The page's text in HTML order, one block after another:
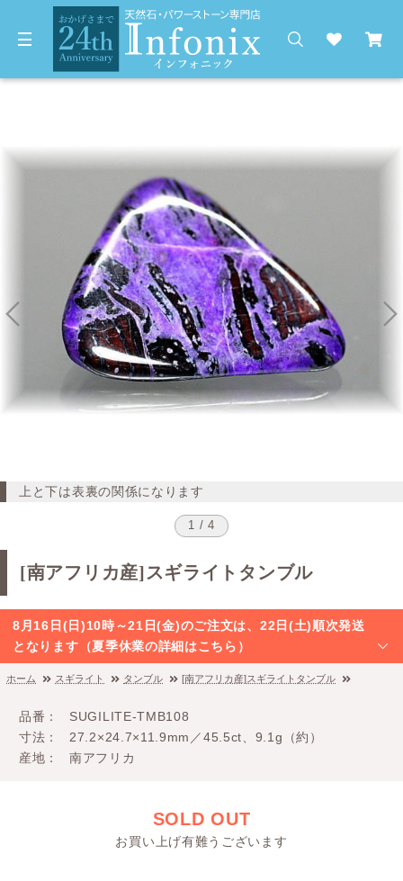
上と下は表裏の関係になります
1 / 4
[南アフリカ産]スギライトタンブル
8月16日(日)10時～21日(金)のご注文は、22日(土)順次発送
となります（夏季休業の詳細はこちら）
ホーム スギライト タンブル [南アフリカ産]スギライトタンブル
品番
SUGILITE-TMB108
寸法
27.2×24.7×11.9mm／45.5ct、9.1g（約）
産地
南アフリカ
SOLD OUT
お買い上げ有難うございます